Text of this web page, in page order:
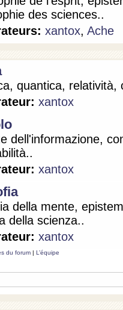
des sciences..
xantox, Ache
quantica, relatività,
xantox
dell'informazione,
xantox
della mente,
della scienza..
xantox
du forum | L’équipe